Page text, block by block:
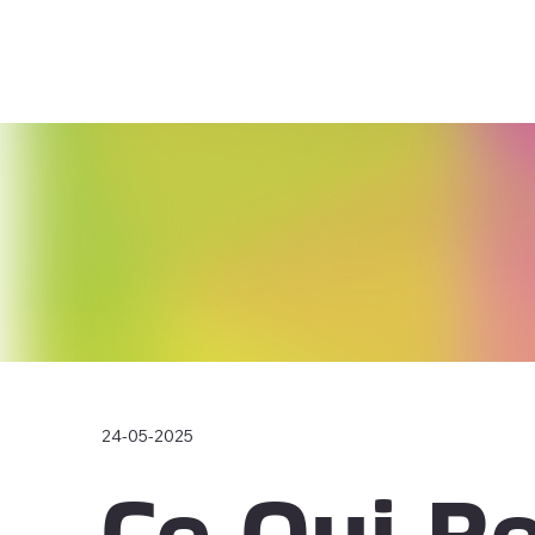
24-05-2025